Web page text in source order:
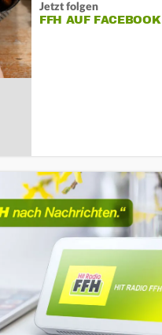
Jetzt folgen
FFH AUF FACEBOOK